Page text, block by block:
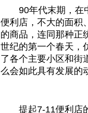
90年代末期，在中
便利店，不大的面积
的商品，连同那种正
世纪的第一个春天，
了各个主要小区和街
么会如此具有发展的
提起7-11便利店的